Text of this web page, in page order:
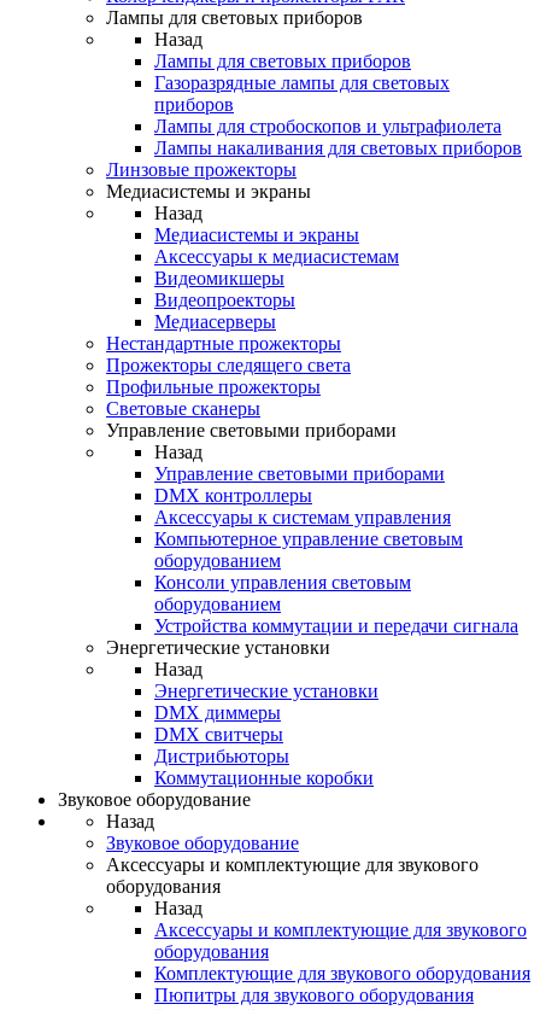
Лампы для световых приборов
Назад
Лампы для световых приборов
Газоразрядные лампы для световых
приборов
Лампы для стробоскопов и ультрафиолета
Лампы накаливания для световых приборов
Линзовые прожекторы
Медиасистемы и экраны
Назад
Медиасистемы и экраны
Аксессуары к медиасистемам
Видеомикшеры
Видеопроекторы
Медиасерверы
Нестандартные прожекторы
Прожекторы следящего света
Профильные прожекторы
Световые сканеры
Управление световыми приборами
Назад
Управление световыми приборами
DMX контроллеры
Аксессуары к системам управления
Компьютерное управление световым
оборудованием
Консоли управления световым
оборудованием
Устройства коммутации и передачи сигнала
Энергетические установки
Назад
Энергетические установки
DMX диммеры
DMX свитчеры
Дистрибьюторы
Коммутационные коробки
Звуковое оборудование
Назад
Звуковое оборудование
Аксессуары и комплектующие для звукового
оборудования
Назад
Аксессуары и комплектующие для звукового
оборудования
Комплектующие для звукового оборудования
Пюпитры для звукового оборудования